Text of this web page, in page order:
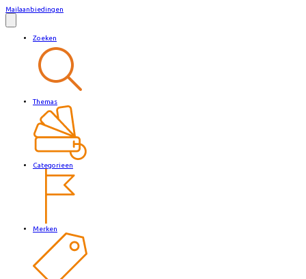
Mailaanbiedingen
Zoeken
Themas
Categorieen
Merken